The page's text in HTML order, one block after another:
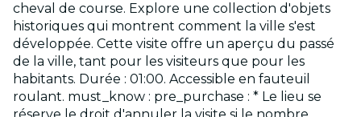
cheval de course. Explore une collection d'objets
historiques qui montrent comment la ville s'est
développée. Cette visite offre un aperçu du passé
de la ville, tant pour les visiteurs que pour les
habitants. Durée : 01:00. Accessible en fauteuil
roulant. must_know : pre_purchase : * Le lieu se